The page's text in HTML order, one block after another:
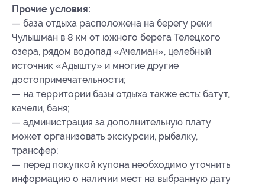
Прочие условия:
— база отдыха расположена на берегу реки
Чулышман в 8 км от южного берега Телецкого
озера, рядом водопад «Ачелман», целебный
источник «Адышту» и многие другие
достопримечательности;
— на территории базы отдыха также есть: батут,
качели, баня;
— администрация за дополнительную плату
может организовать экскурсии, рыбалку,
трансфер;
— перед покупкой купона необходимо уточнить
информацию о наличии мест на выбранную дату